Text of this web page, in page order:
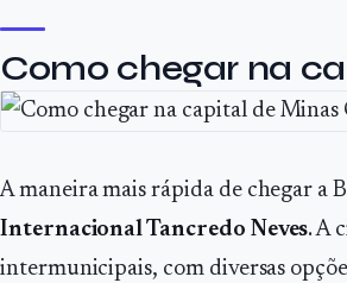
Como chegar na
A maneira mais rápida de chegar a
Internacional Tancredo Neves. A
intermunicipais, com diversas